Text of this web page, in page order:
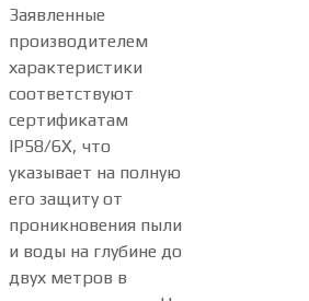
Заявленные
производителем
характеристики
соответствуют
сертификатам
IP58/6X, что
указывает на полную
его защиту от
проникновения пыли
и воды на глубине до
двух метров в